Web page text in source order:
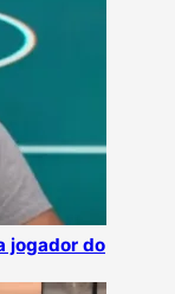
jogador do